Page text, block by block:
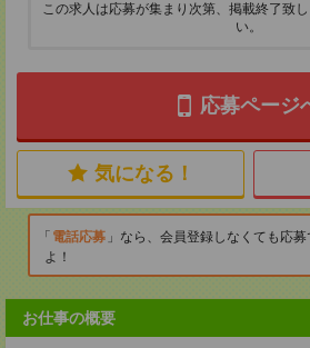
この求人は応募が集まり次第、掲載終了致
い。
応募ページ
気になる！
電話応募
なら、会員登録しなくても応募
よ！
お仕事の概要